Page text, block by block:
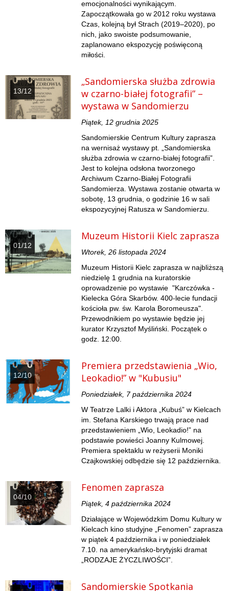
emocjonalności wynikającym.
Zapoczątkowała go w 2012 roku wystawa
Czas, kolejną był Strach (2019–2020), po
nich, jako swoiste podsumowanie,
zaplanowano ekspozycję poświęconą
miłości.
13/12
„Sandomierska służba zdrowia
w czarno-białej fotografii” –
wystawa w Sandomierzu
Piątek, 12 grudnia 2025
Sandomierskie Centrum Kultury zaprasza
na wernisaż wystawy pt. „Sandomierska
służba zdrowia w czarno-białej fotografii”.
Jest to kolejna odsłona tworzonego
Archiwum Czarno-Białej Fotografii
Sandomierza. Wystawa zostanie otwarta w
sobotę, 13 grudnia, o godzinie 16 w sali
ekspozycyjnej Ratusza w Sandomierzu.
01/12
Muzeum Historii Kielc zaprasza
Wtorek, 26 listopada 2024
Muzeum Historii Kielc zaprasza w najbliższą
niedzielę 1 grudnia na kuratorskie
oprowadzenie po wystawie "Karczówka -
Kielecka Góra Skarbów. 400-lecie fundacji
kościoła pw. św. Karola Boromeusza".
Przewodnikiem po wystawie będzie jej
kurator Krzysztof Myśliński. Początek o
godz. 12:00.
12/10
Premiera przedstawienia „Wio,
Leokadio!” w "Kubusiu"
Poniedziałek, 7 października 2024
W Teatrze Lalki i Aktora „Kubuś” w Kielcach
im. Stefana Karskiego trwają prace nad
przedstawieniem „Wio, Leokadio!” na
podstawie powieści Joanny Kulmowej.
Premiera spektaklu w reżyserii Moniki
Czajkowskiej odbędzie się 12 października.
04/10
Fenomen zaprasza
Piątek, 4 października 2024
Działające w Wojewódzkim Domu Kultury w
Kielcach kino studyjne „Fenomen” zaprasza
w piątek 4 października i w poniedziałek
7.10. na amerykańsko-brytyjski dramat
„RODZAJE ŻYCZLIWOŚCI”.
Sandomierskie Spotkania